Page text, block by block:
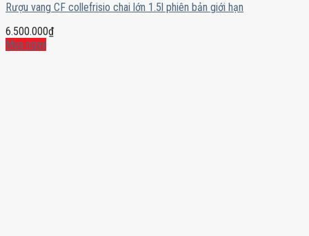
Rượu vang CF collefrisio chai lớn 1.5l phiên bản giới hạn
6.500.000₫
Mua ngay